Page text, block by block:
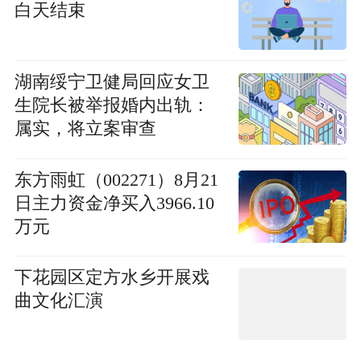
白天结束
湖南绥宁卫健局回应女卫
生院长被举报婚内出轨：
属实，将立案审查
东方雨虹（002271）8月21
日主力资金净买入3966.10
万元
下花园区定方水乡开展戏
曲文化汇演